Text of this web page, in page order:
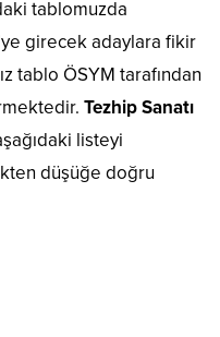
tablomuzda
girecek adaylara fikir
tablo ÖSYM tarafından
Tezhip Sanatı
listeyi
düşüğe doğru